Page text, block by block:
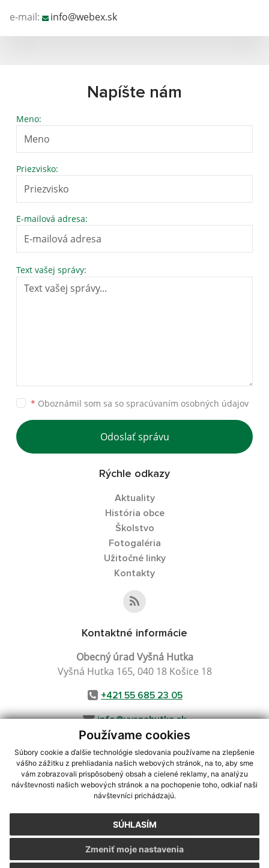
Používame cookies
Súbory cookie a ďalšie technológie sledovania používame na zlepšenie
vášho zážitku z prehliadania našich webových stránok, na to, aby sme
vám zobrazovali prispôsobený obsah a cielené reklamy, na analýzu
návštevnosti našich webových stránok a na pochopenie toho, odkiaľ naši
návštevníci prichádzajú.
SÚHLASÍM
Zmeniť moje nastavenia
e-mail:
info@webex.sk
Napíšte nám
Meno:
Priezvisko:
E-mailová adresa:
Text vašej správy:
* Oboznámil som sa so spracúvaním osobných údajov
Odoslať správu
Rýchle odkazy
Aktuality
História obce
Školstvo
Fotogaléria
Užitočné linky
Kontakty
Kontaktné informácie
Obecný úrad Vyšná Hutka
Vyšná Hutka 165, 040 18 Košice 18
+421 55 685 23 05
info@vysnahutka.sk
využite možnosť získavania aktuálnych informácií s využitím RSS
CMS systém (redakčný) systém ECHELON 2,Mapa stránok,web portál
webex.digital, s.r.o.,domény,registrácia domény
Posledná aktualizácia:07.08.2026
Vytlačiť stránku|Vyhlásenie o prístupnosti